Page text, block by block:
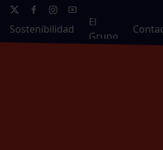
Sostenibilidad
El
Grupo